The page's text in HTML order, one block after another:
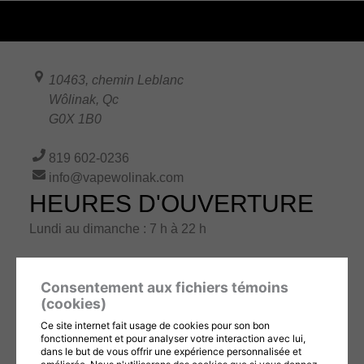
10463, chemin Leblanc
Wôlinak, Qc
G0X 1B0
819 602-0236
info@vapewolinak.com
HEURES D'OUVERTURE
Lundi au dimanche : 7 h à 22 h
DEMANDE D'INFORMATION
Prénom
Consentement aux fichiers témoins
(cookies)
Ce site internet fait usage de cookies pour son bon
fonctionnement et pour analyser votre interaction avec lui,
dans le but de vous offrir une expérience personnalisée et